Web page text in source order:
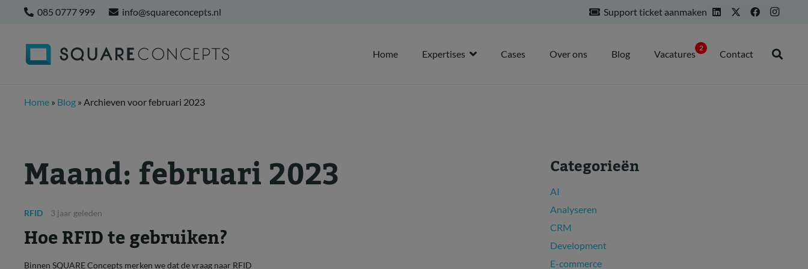
085 0777 999 info@squareconcepts.nl Support ticket aanmaken
Home Expertises Cases Over ons Blog Vacatures
2
Contact
Home » Blog » Archieven voor februari 2023
Maand:februari 2023
RFID 3 jaar geleden
Hoe RFID te gebruiken?
Binnen SQUARE Concepts merken we dat de vraag naar RFID
Categorieën
AI
Analyseren
CRM
Development
E-commerce